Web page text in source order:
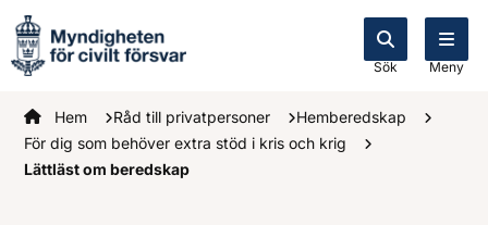
Sök Meny
Startsidan
Hem Råd till privatpersoner
Hemberedskap
För dig som behöver extra stöd i kris och krig
Lättläst om beredskap